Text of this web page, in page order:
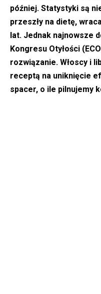
później. Statystyki są
przeszły na dietę,
lat. Jednak najnowsze
Kongresu Otyłości
rozwiązanie. Włoscy i
receptą na uniknięcie
spacer, o ile pilnujemy